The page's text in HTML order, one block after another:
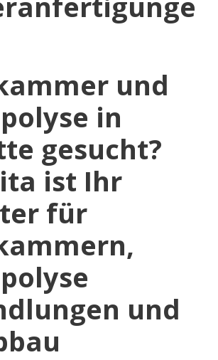
und
in
gesucht?
ist Ihr
für
und